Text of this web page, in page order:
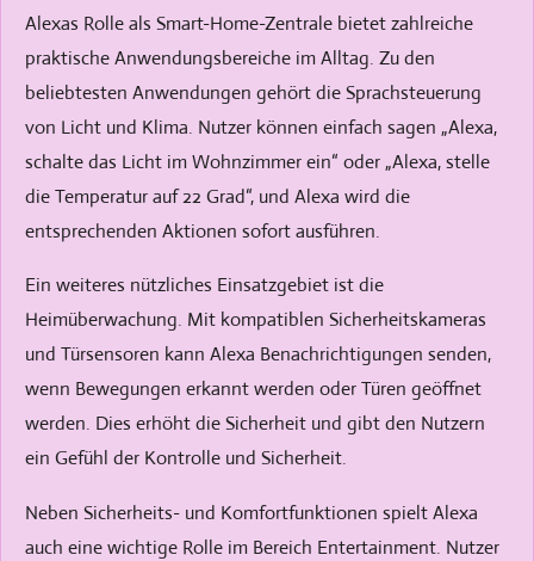
Alexas Rolle als Smart-Home-Zentrale bietet zahlreiche
praktische Anwendungsbereiche im Alltag. Zu den
beliebtesten Anwendungen gehört die Sprachsteuerung
von Licht und Klima. Nutzer können einfach sagen „Alexa,
schalte das Licht im Wohnzimmer ein“ oder „Alexa, stelle
die Temperatur auf 22 Grad“, und Alexa wird die
entsprechenden Aktionen sofort ausführen.
Ein weiteres nützliches Einsatzgebiet ist die
Heimüberwachung. Mit kompatiblen Sicherheitskameras
und Türsensoren kann Alexa Benachrichtigungen senden,
wenn Bewegungen erkannt werden oder Türen geöffnet
werden. Dies erhöht die Sicherheit und gibt den Nutzern
ein Gefühl der Kontrolle und Sicherheit.
Neben Sicherheits- und Komfortfunktionen spielt Alexa
auch eine wichtige Rolle im Bereich Entertainment. Nutzer